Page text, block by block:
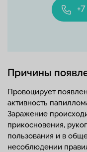
Причины
Провоцирует
активность
Заражение
прикосновения,
пользования и в
несоблюдении